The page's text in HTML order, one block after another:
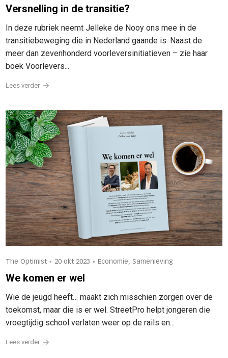
Versnelling in de transitie?
In deze rubriek neemt Jelleke de Nooy ons mee in de
transitiebeweging die in Nederland gaande is. Naast de
meer dan zevenhonderd voorleversinitiatieven – zie haar
boek Voorlevers...
Lees verder
The Optimist • 20 okt 2023 • Economie, Samenleving
We komen er wel
Wie de jeugd heeft… maakt zich misschien zorgen over de
toekomst, maar die is er wel. StreetPro helpt jongeren die
vroegtijdig school verlaten weer op de rails en...
Lees verder